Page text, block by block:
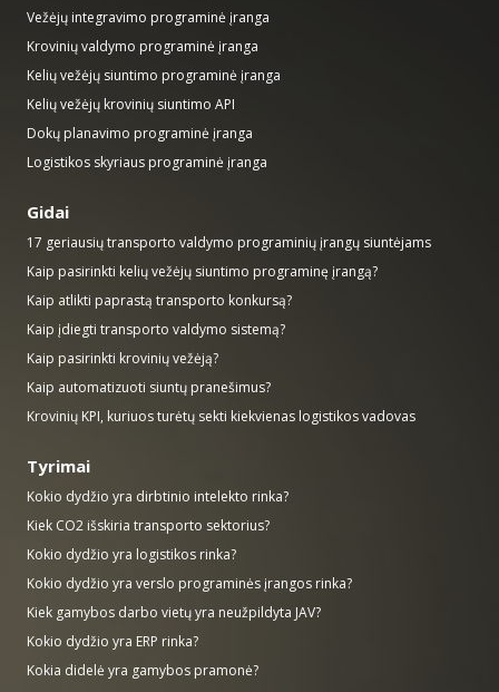
Vežėjų integravimo programinė įranga
Krovinių valdymo programinė įranga
Kelių vežėjų siuntimo programinė įranga
Kelių vežėjų krovinių siuntimo API
Dokų planavimo programinė įranga
Logistikos skyriaus programinė įranga
Gidai
17 geriausių transporto valdymo programinių įrangų siuntėjams
Kaip pasirinkti kelių vežėjų siuntimo programinę įrangą?
Kaip atlikti paprastą transporto konkursą?
Kaip įdiegti transporto valdymo sistemą?
Kaip pasirinkti krovinių vežėją?
Kaip automatizuoti siuntų pranešimus?
Krovinių KPI, kuriuos turėtų sekti kiekvienas logistikos vadovas
Tyrimai
Kokio dydžio yra dirbtinio intelekto rinka?
Kiek CO2 išskiria transporto sektorius?
Kokio dydžio yra logistikos rinka?
Kokio dydžio yra verslo programinės įrangos rinka?
Kiek gamybos darbo vietų yra neužpildyta JAV?
Kokio dydžio yra ERP rinka?
Kokia didelė yra gamybos pramonė?